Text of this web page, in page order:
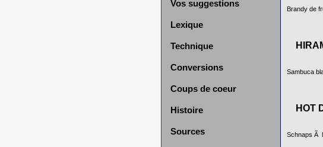
Vos suggestions
Lexique
Technique
Conversions
Coups de coeur
Histoire
Sources
Brandy de
Sambuca
HOT
Schnaps Ã